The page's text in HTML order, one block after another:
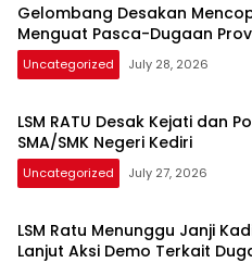
Gelombang Desakan
Menguat Pasca-Dugaan
Uncategorized July 28, 2026
LSM RATU Desak Kejati dan
SMA/SMK Negeri Kediri
Uncategorized July 27, 2026
LSM Ratu Menunggu Janji
Lanjut Aksi Demo Terkait